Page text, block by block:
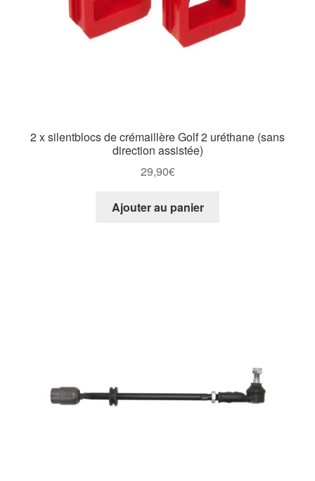
2 x silentblocs de crémaillère Golf 2 uréthane (sans
direction assistée)
29,90€
Ajouter au panier